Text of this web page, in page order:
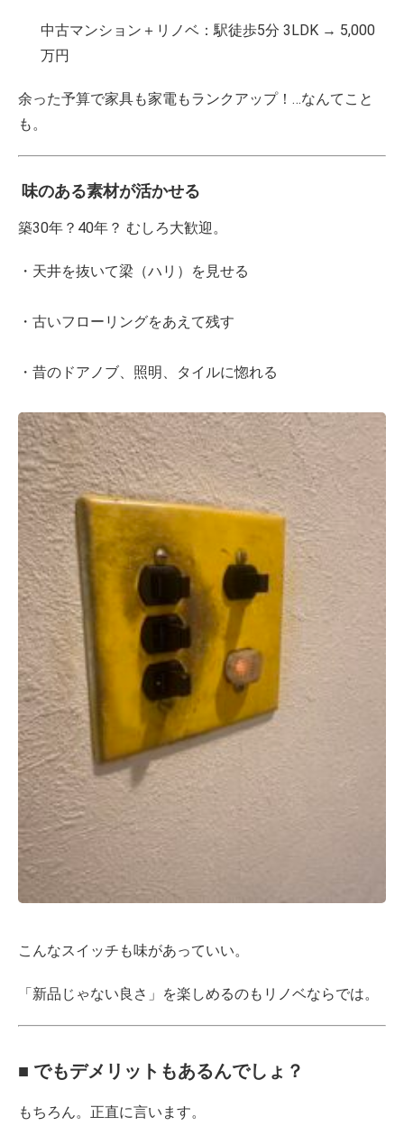
中古マンション＋リノベ：駅徒歩5分 3LDK → 5,000
万円
余った予算で家具も家電もランクアップ！…なんてこと
も。
味のある素材が活かせる
築30年？40年？ むしろ大歓迎。
・天井を抜いて梁（ハリ）を見せる
・古いフローリングをあえて残す
・昔のドアノブ、照明、タイルに惚れる
こんなスイッチも味があっていい。
「新品じゃない良さ」を楽しめるのもリノベならでは。
■ でもデメリットもあるんでしょ？
もちろん。正直に言います。